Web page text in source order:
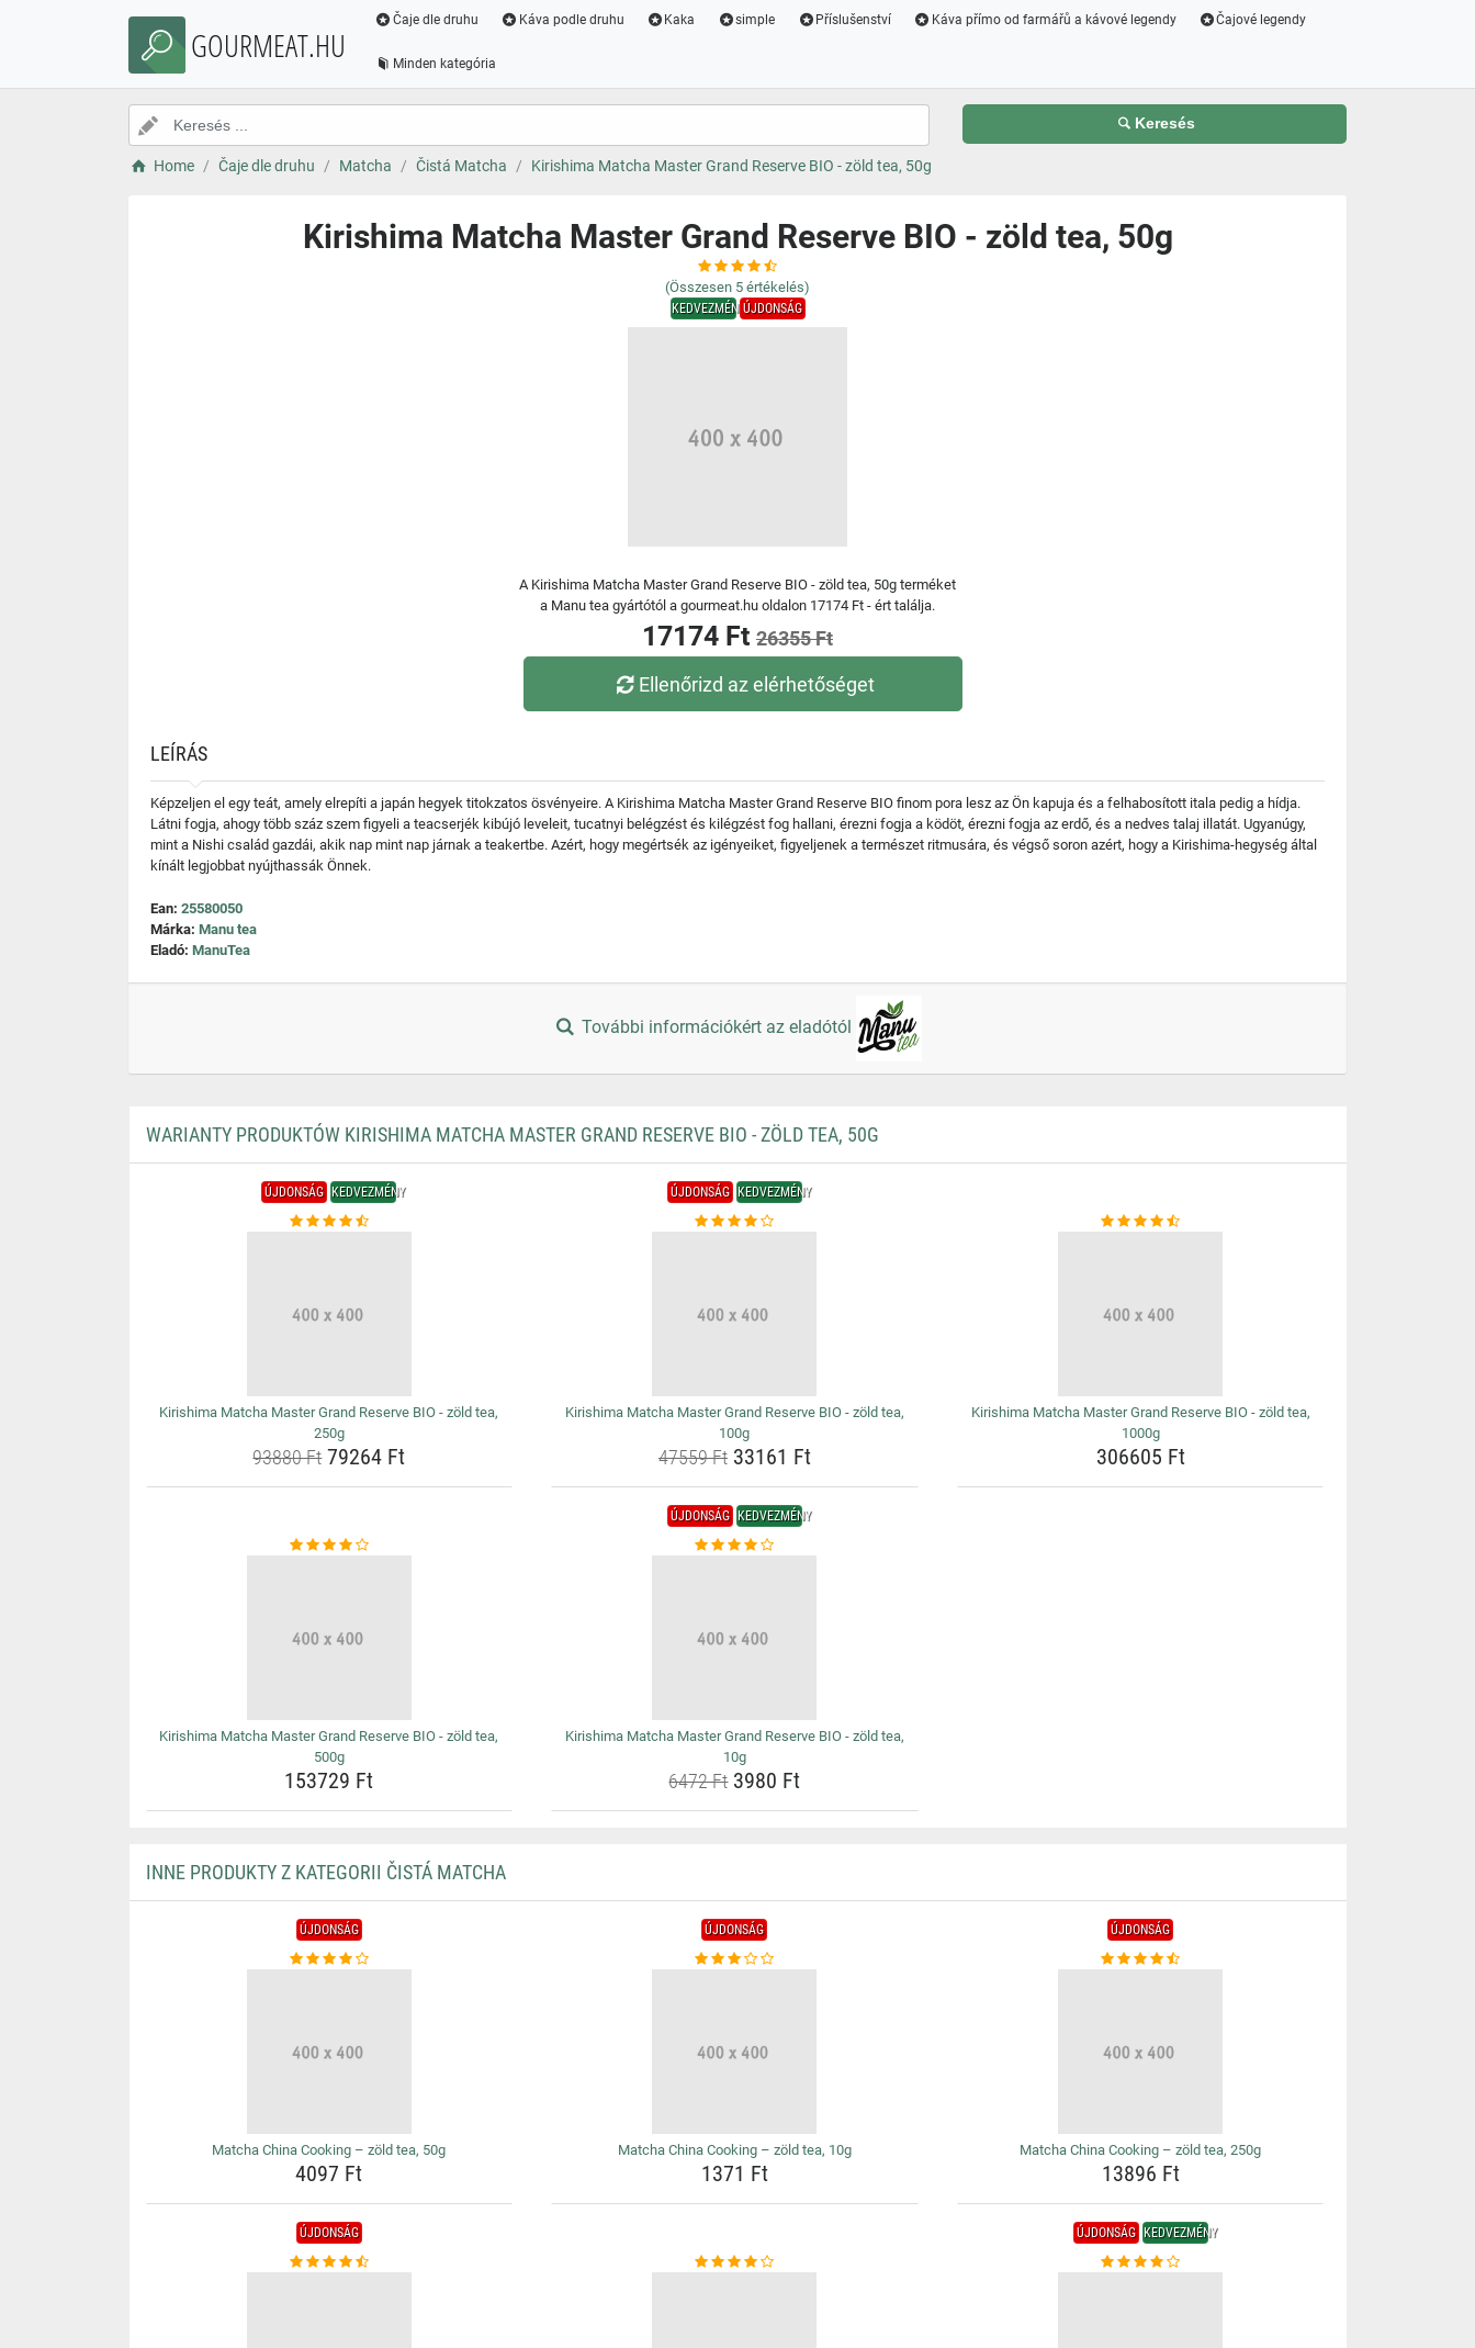
GOURMEAT.HU
Čaje dle druhu Káva podle druhu Kaka simple Příslušenství Káva přímo od farmářů a kávové legendy Čajové legendy
Minden kategória
Keresés
Home Čaje dle druhu Matcha Čistá Matcha Kirishima Matcha Master Grand Reserve BIO - zöld tea, 50g
Kirishima Matcha Master Grand Reserve BIO - zöld tea, 50g
(Összesen 5 értékelés)
KEDVEZMÉNYÚJDONSÁG
A Kirishima Matcha Master Grand Reserve BIO - zöld tea, 50g terméket
a Manu tea gyártótól a gourmeat.hu oldalon 17174 Ft - ért találja.
17174 Ft 26355 Ft
Ellenőrizd az elérhetőséget
LEÍRÁS
Képzeljen el egy teát, amely elrepíti a japán hegyek titokzatos ösvényeire. A Kirishima Matcha Master Grand Reserve BIO finom pora lesz az Ön kapuja és a felhabosított itala pedig a hídja.
Látni fogja, ahogy több száz szem figyeli a teacserjék kibújó leveleit, tucatnyi belégzést és kilégzést fog hallani, érezni fogja a ködöt, érezni fogja az erdő, és a nedves talaj illatát. Ugyanúgy,
mint a Nishi család gazdái, akik nap mint nap járnak a teakertbe. Azért, hogy megértsék az igényeiket, figyeljenek a természet ritmusára, és végső soron azért, hogy a Kirishima-hegység által
kínált legjobbat nyújthassák Önnek.
Ean: 25580050
Márka: Manu tea
Eladó: ManuTea
További információkért az eladótól
WARIANTY PRODUKTÓW KIRISHIMA MATCHA MASTER GRAND RESERVE BIO - ZÖLD TEA, 50G
ÚJDONSÁG KEDVEZMÉNY
Kirishima Matcha Master Grand Reserve BIO - zöld tea,
250g
93880 Ft79264 Ft
ÚJDONSÁG KEDVEZMÉNY
Kirishima Matcha Master Grand Reserve BIO - zöld tea,
100g
47559 Ft33161 Ft
Kirishima Matcha Master Grand Reserve BIO - zöld tea,
1000g
306605 Ft
Kirishima Matcha Master Grand Reserve BIO - zöld tea,
500g
153729 Ft
ÚJDONSÁG KEDVEZMÉNY
Kirishima Matcha Master Grand Reserve BIO - zöld tea,
10g
6472 Ft3980 Ft
INNE PRODUKTY Z KATEGORII ČISTÁ MATCHA
ÚJDONSÁG
Matcha China Cooking – zöld tea, 50g
4097 Ft
ÚJDONSÁG
Matcha China Cooking – zöld tea, 10g
1371 Ft
ÚJDONSÁG
Matcha China Cooking – zöld tea, 250g
13896 Ft
ÚJDONSÁG ÚJDONSÁG KEDVEZMÉNY